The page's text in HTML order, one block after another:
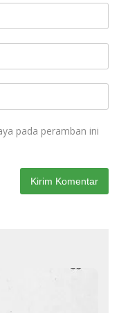
pada peramban ini